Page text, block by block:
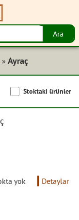
» Ayraç
Stoktaki ürünler
yok Detaylar